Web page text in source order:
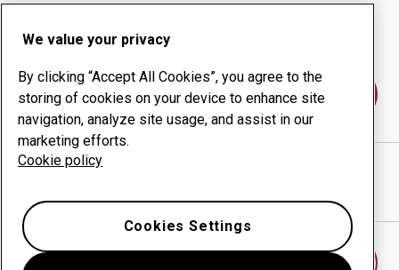
de funcionamento
Fale conosco
WUXI XINHUA CRANE CO.,LTD
We value your privacy
By clicking “Accept All Cookies”, you agree to the
storing of cookies on your device to enhance site
navigation, analyze site usage, and assist in our
marketing efforts.
Cookie policy
Cookies Settings